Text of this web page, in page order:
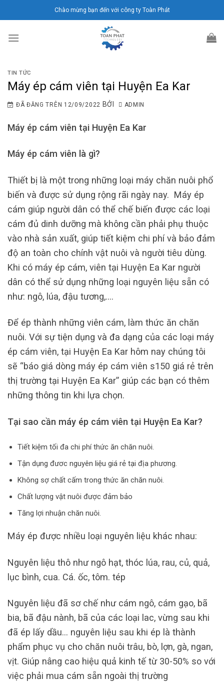
đến
dung
Chào mừng bạn đến với công ty Toàn Phát
TIN TỨC
Máy ép cám viên tại Huyện Ea Kar
ĐÃ ĐĂNG TRÊN 12/09/2022 BỞI ADMIN
Máy ép cám viên tại Huyện Ea Kar
Máy ép cám viên là gì?
Thiết bị là một trong những loại máy chăn nuôi phổ
biến và được sử dụng rộng rãi ngày nay. Máy ép
cám giúp người dân có thể chế biến được các loại
cám đủ dinh dưỡng mà không cần phải phụ thuộc
vào nhà sản xuất, giúp tiết kiệm chi phí và bảo đảm
độ an toàn cho chính vật nuôi và người tiêu dùng.
Khi có máy ép cám, viên tại Huyện Ea Kar người
dân có thể sử dụng những loại nguyên liệu sẵn có
như: ngô, lúa, đậu tương,….
Để ép thành những viên cám, làm thức ăn chăn
nuôi. Với sự tiện dụng và đa dạng của các loại máy
ép cám viên, tại Huyện Ea Kar hôm nay chúng tôi
sẽ “báo giá dòng máy ép cám viên s150 giá rẻ trên
thị trường tại Huyện Ea Kar” giúp các bạn có thêm
những thông tin khi lựa chọn.
Tại sao cần máy ép cám viên tại Huyện Ea Kar?
Tiết kiệm tối đa chi phí thức ăn chăn nuôi.
Tận dụng đươc nguyên liệu giá rẻ tại địa phương.
Không sợ chất cấm trong thức ăn chăn nuôi.
Chất lượng vật nuôi được đảm bảo
Tăng lợi nhuận chăn nuôi.
Máy ép được nhiều loại nguyên liệu khác nhau:
Nguyên liệu thô như ngô hạt, thóc lúa, rau, củ, quả,
lục bình, cua. Cá. ốc, tôm. tép
Nguyên liệu đã sơ chế như cám ngô, cám gạo, bã
bia, bã đậu nành, bã của các loại lac, vừng sau khi
đã ép lấy dầu… nguyên liệu sau khi ép là thành
phẩm phục vụ cho chăn nuôi trâu, bò, lợn, gà, ngan,
vịt. Giúp nâng cao hiệu quả kinh tế từ 30-50% so với
việc phải mua cám sẵn ngoài thị trường